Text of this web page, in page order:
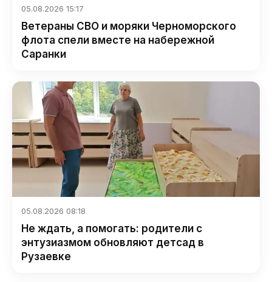
05.08.2026 15:17
Ветераны СВО и моряки Черноморского
флота спели вместе на набережной
Саранки
05.08.2026 08:18
Не ждать, а помогать: родители с
энтузиазмом обновляют детсад в
Рузаевке